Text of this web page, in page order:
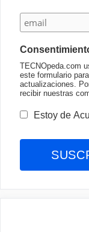
TECNOpeda.com
este formulario
actualizaciones.
recibir nuestras
Estoy de